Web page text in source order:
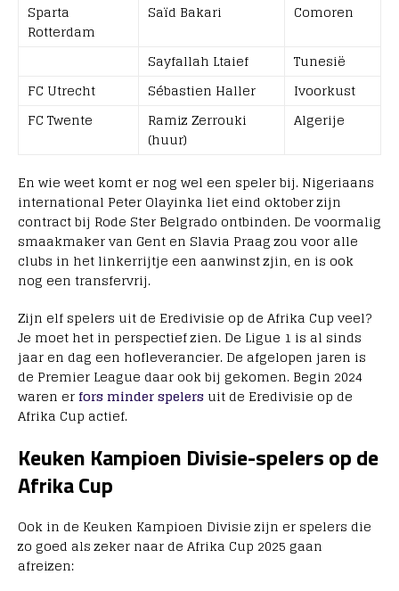
Sparta
Rotterdam
Saïd Bakari Comoren
Sayfallah Ltaief
Tunesië
FC Utrecht
Sébastien Haller
Ivoorkust
FC Twente
Ramiz Zerrouki
(huur)
Algerije
En wie weet komt er nog wel een speler bij. Nigeriaans
international Peter Olayinka liet eind oktober zijn
contract bij Rode Ster Belgrado ontbinden. De voormalig
smaakmaker van Gent en Slavia Praag zou voor alle
clubs in het linkerrijtje een aanwinst zjin, en is ook
nog een transfervrij.
Zijn elf spelers uit de Eredivisie op de Afrika Cup veel?
Je moet het in perspectief zien. De Ligue 1 is al sinds
jaar en dag een hofleverancier. De afgelopen jaren is
de Premier League daar ook bij gekomen. Begin 2024
waren erfors minder spelers uit de Eredivisie op de
Afrika Cup actief.
Keuken Kampioen Divisie-spelers op de
Afrika Cup
Ook in de Keuken Kampioen Divisie zijn er spelers die
zo goed als zeker naar de Afrika Cup 2025 gaan
afreizen: